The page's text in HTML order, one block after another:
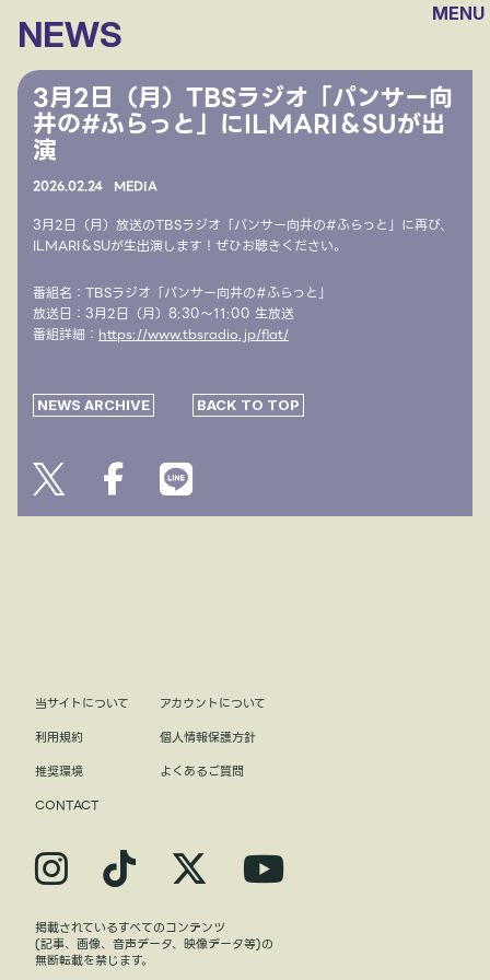
MENU
NEWS
3月2日（月）TBSラジオ「パンサー向
井の#ふらっと」にILMARI＆SUが出
演
2026.02.24 MEDIA
3月2日（月）放送のTBSラジオ「パンサー向井の#ふらっと」に再び、
ILMARI＆SUが生出演します！ぜひお聴きください。
番組名：TBSラジオ「パンサー向井の#ふらっと」
放送日：3月2日（月）8:30〜11:00 生放送
番組詳細： https://www.tbsradio.jp/flat/
NEWS ARCHIVE BACK TO TOP
当サイトについて
アカウントについて
利用規約
個人情報保護方針
推奨環境
よくあるご質問
CONTACT
掲載されているすべてのコンテンツ
(記事、画像、音声データ、映像データ等)の
無断転載を禁じます。